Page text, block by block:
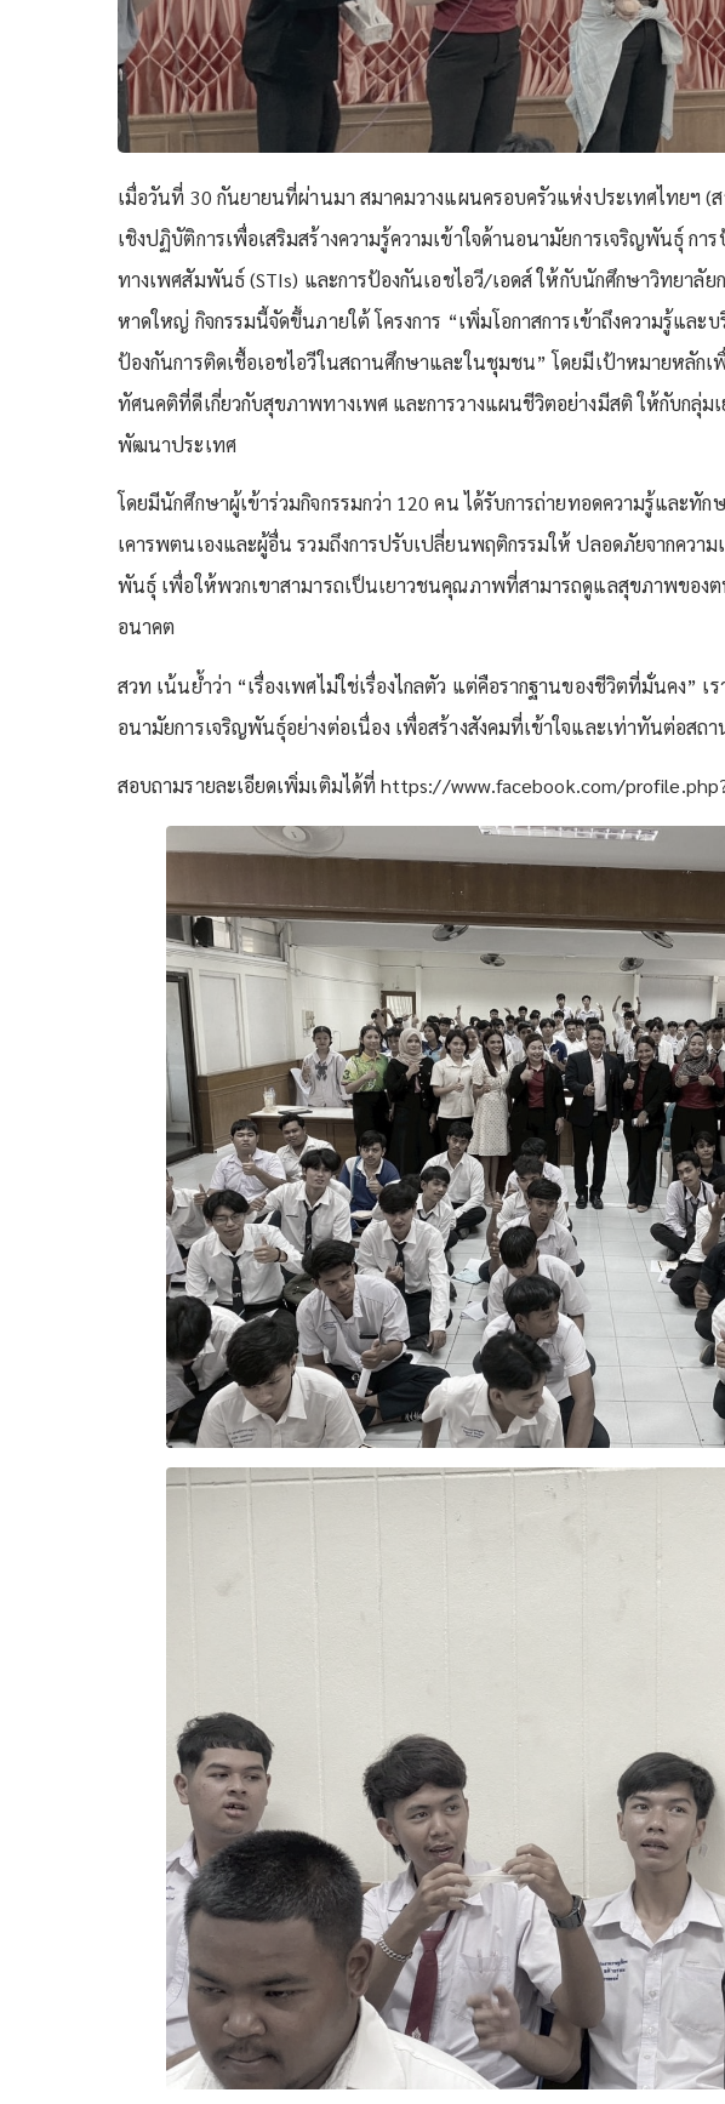
เมื่อวันที่ 30 กันยายนที่ผ่านมา สมาคมวางแผนครอบครัวแห่งประเทศไทยฯ (
เชิงปฏิบัติการเพื่อเสริมสร้างความรู้ความเข้าใจด้านอนามัยการเจริญพันธุ์ กา
ทางเพศสัมพันธ์ (STIs) และการป้องกันเอชไอวี/เอดส์ ให้กับนักศึกษาวิทยาลั
หาดใหญ่ กิจกรรมนี้จัดขึ้นภายใต้ โครงการ “เพิ่มโอกาสการเข้าถึงความรู้แล
ป้องกันการติดเชื้อเอชไอวีในสถานศึกษาและในชุมชน” โดยมีเป้าหมายหลักเ
ทัศนคติที่ดีเกี่ยวกับสุขภาพทางเพศ และการวางแผนชีวิตอย่างมีสติ ให้กับกลุ่ม
พัฒนาประเทศ
โดยมีนักศึกษาผู้เข้าร่วมกิจกรรมกว่า 120 คน ได้รับการถ่ายทอดความรู้และทั
เคารพตนเองและผู้อื่น รวมถึงการปรับเปลี่ยนพฤติกรรมให้ ปลอดภัยจากความ
พันธุ์ เพื่อให้พวกเขาสามารถเป็นเยาวชนคุณภาพที่สามารถดูแลสุขภาพของต
อนาคต
สวท เน้นย้ำว่า “เรื่องเพศไม่ใช่เรื่องไกลตัว แต่คือรากฐานของชีวิตที่มั่นคง”
อนามัยการเจริญพันธุ์อย่างต่อเนื่อง เพื่อสร้างสังคมที่เข้าใจและเท่าทันต่อสถ
สอบถามรายละเอียดเพิ่มเติมได้ที่ https://www.facebook.com/